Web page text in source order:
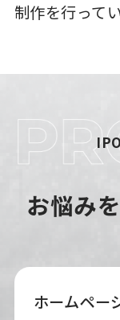
制作を行ってい
お悩み
ホームペー